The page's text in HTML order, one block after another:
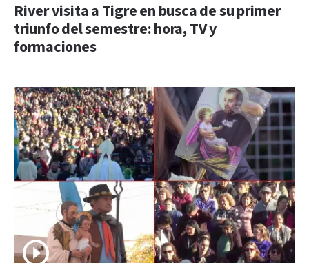
River visita a Tigre en busca de su primer
triunfo del semestre: hora, TV y
formaciones